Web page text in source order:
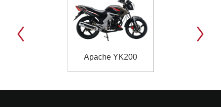
Apache YK200